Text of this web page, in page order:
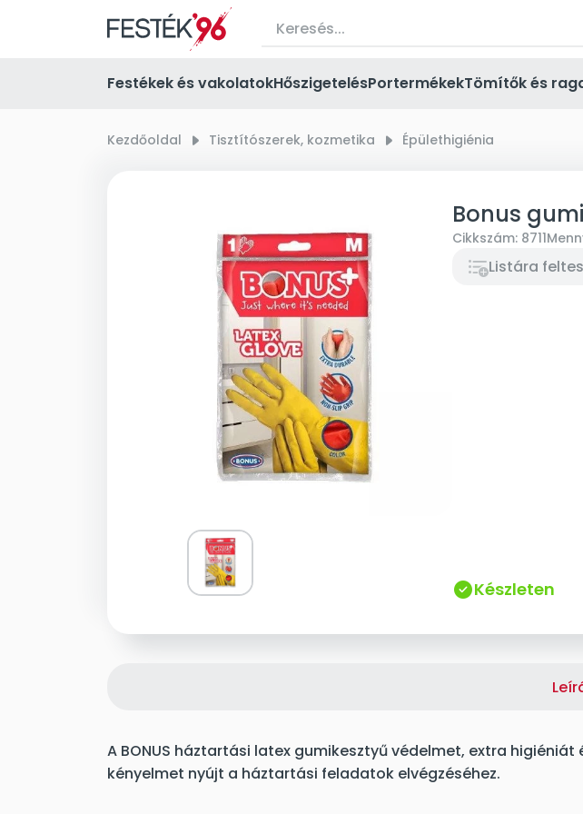
Festékek és vakolatokHőszigetelésPortermékekTömítők és
Kezdőoldal right_small Tisztítószerek, kozmetika right_small Épülethigiénia
Bonus
Cikkszám: 8711
Listára
Készleten
A BONUS háztartási latex gumikesztyű védelmet, extra higiéniát
kényelmet nyújt a háztartási feladatok elvégzéséhez.